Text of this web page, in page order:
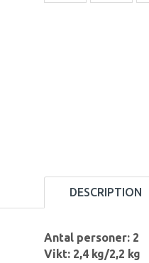
DESCRIPTION
Antal personer: 2
Vikt: 2,4 kg/2,2 kg